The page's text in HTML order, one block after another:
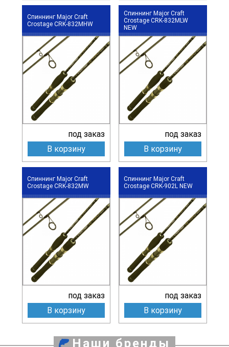
Спиннинг Major Craft
Crostage CRK-832MHW
под заказ
В корзину
Спиннинг Major Craft
Crostage CRK-832MLW
NEW
под заказ
В корзину
Спиннинг Major Craft
Crostage CRK-832MW
под заказ
В корзину
Спиннинг Major Craft
Crostage CRK-902L NEW
под заказ
В корзину
Наши бренды